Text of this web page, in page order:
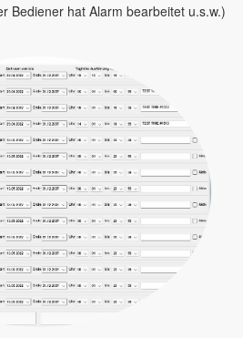
Bediener hat Alarm bearbeitet u.s.w.)